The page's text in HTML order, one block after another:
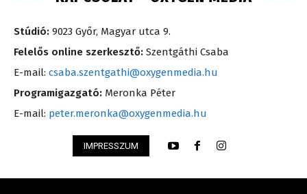
Stúdió: 9023 Győr, Magyar utca 9.
Felelős online szerkesztő: Szentgáthi Csaba
E-mail: csaba.szentgathi@oxygenmedia.hu
Programigazgató: Meronka Péter
E-mail: peter.meronka@oxygenmedia.hu
IMPRESSZUM